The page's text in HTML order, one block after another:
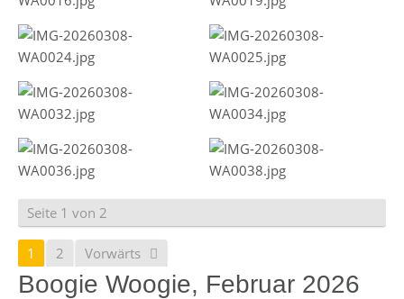
Seite 1 von 2
1 2 Vorwärts
Boogie Woogie, Februar 2026